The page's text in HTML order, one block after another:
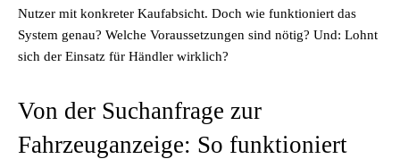
Nutzer mit konkreter Kaufabsicht. Doch wie funktioniert das
System genau? Welche Voraussetzungen sind nötig? Und: Lohnt
sich der Einsatz für Händler wirklich?
Von der Suchanfrage zur
Fahrzeuganzeige: So funktioniert